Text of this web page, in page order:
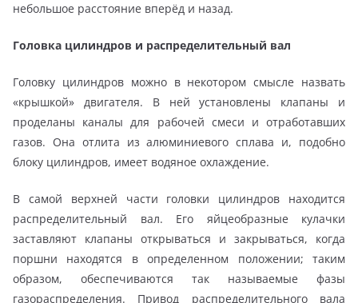
небольшое расстояние вперёд и назад.
Головка цилиндров и распределительный вал
Головку цилиндров можно в некотором смысле назвать
«крышкой» двигателя. В ней установлены клапаны и
проделаны каналы для рабочей смеси и отработавших
газов. Она отлита из алюминиевого сплава и, подобно
блоку цилиндров, имеет водяное охлаждение.
В самой верхней части головки цилиндров находится
распределительный вал. Его яйцеобразные кулачки
заставляют клапаны открываться и закрываться, когда
поршни находятся в определенном положении; таким
образом, обеспечиваются так называемые фазы
газораспределения. Привод распределительного вала